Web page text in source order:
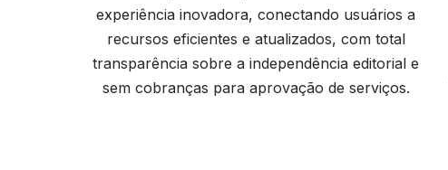
experiência inovadora, conectando usuários a
recursos eficientes e atualizados, com total
transparência sobre a independência editorial e
sem cobranças para aprovação de serviços.